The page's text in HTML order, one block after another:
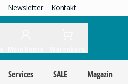
Newsletter Kontakt
Services SALE Magazin